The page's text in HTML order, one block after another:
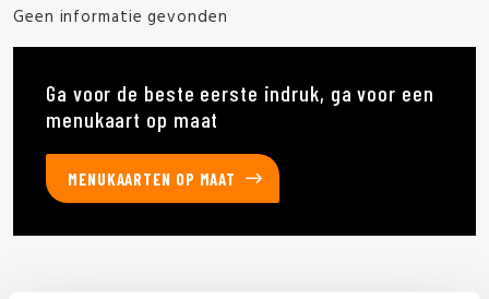
Geen informatie gevonden
Ga voor de beste eerste indruk, ga voor een
menukaart op maat
MENUKAARTEN OP MAAT